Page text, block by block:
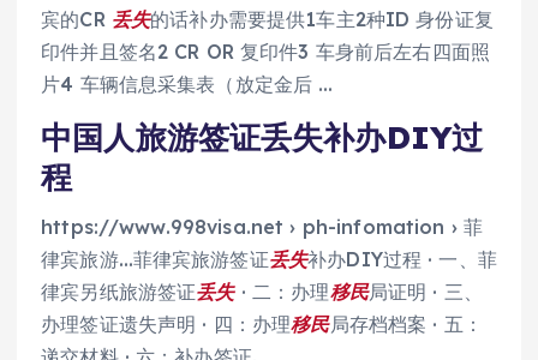
宾的CR 丢失的话补办需要提供1车主2种ID 身份证复
印件并且签名2 CR OR 复印件3 车身前后左右四面照
片4 车辆信息采集表（放定金后 …
中国人旅游签证丢失补办DIY过
程
https://www.998visa.net › ph-infomation › 菲
律宾旅游…菲律宾旅游签证丢失补办DIY过程 · 一、菲
律宾另纸旅游签证丢失· 二：办理移民局证明 · 三、
办理签证遗失声明 · 四：办理移民局存档档案 · 五：